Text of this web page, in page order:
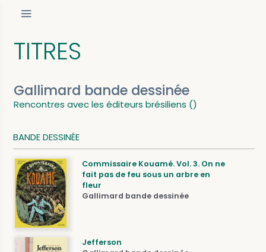
TITRES
Gallimard bande dessinée
Rencontres avec les éditeurs brésiliens ()
BANDE DESSINÉE
Commissaire Kouamé. Vol. 3. On ne
fait pas de feu sous un arbre en
fleur
Gallimard bande dessinée
Jefferson